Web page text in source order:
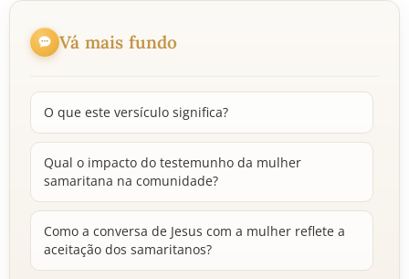
Vá mais fundo
O que este versículo significa?
Qual o impacto do testemunho da mulher
samaritana na comunidade?
Como a conversa de Jesus com a mulher reflete a
aceitação dos samaritanos?